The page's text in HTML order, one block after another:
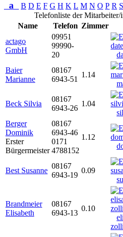
a B D E F G H K L M N O P R S
Telefonliste der
Name
Telefon Zimmer
actago
GmbH
09951
99990-
20
Baier
Marianne
08167
6943-51
1.14
Beck Silvia
08167
6943-26
1.04
Berger
Dominik
Erster
Bürgermeister
08167
6943-46
0171
4788152
1.12
Best Susanne
08167
6943-19
0.09
Brandmeier
Elisabeth
08167
6943-13
0.10